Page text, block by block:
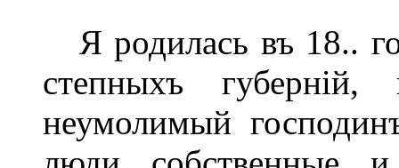
Я родилась въ 18..
степныхъ губерній,
неумолимый